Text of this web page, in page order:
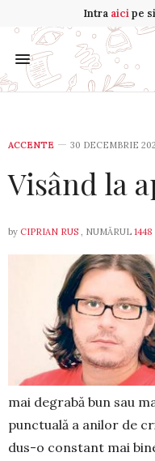
Intra aicipe
ACCENTE 30 DECEMBRIE
Visând la
by CIPRIAN RUS , NUMĂRUL 1448
mai degrabă bun sau
punctuală a ani­lor de
dus-o constant mai